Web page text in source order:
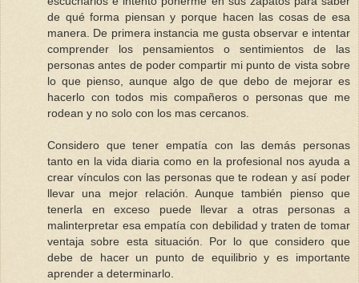
de qué forma piensan y porque hacen las cosas de esa
manera. De primera instancia me gusta observar e intentar
comprender los pensamientos o sentimientos de las
personas antes de poder compartir mi punto de vista sobre
lo que pienso, aunque algo de que debo de mejorar es
hacerlo con todos mis compañeros o personas que me
rodean y no solo con los mas cercanos.
Considero que tener empatía con las demás personas
tanto en la vida diaria como en la profesional nos ayuda a
crear vínculos con las personas que te rodean y así poder
llevar una mejor relación. Aunque también pienso que
tenerla en exceso puede llevar a otras personas a
malinterpretar esa empatía con debilidad y traten de tomar
ventaja sobre esta situación. Por lo que considero que
debe de hacer un punto de equilibrio y es importante
aprender a determinarlo.